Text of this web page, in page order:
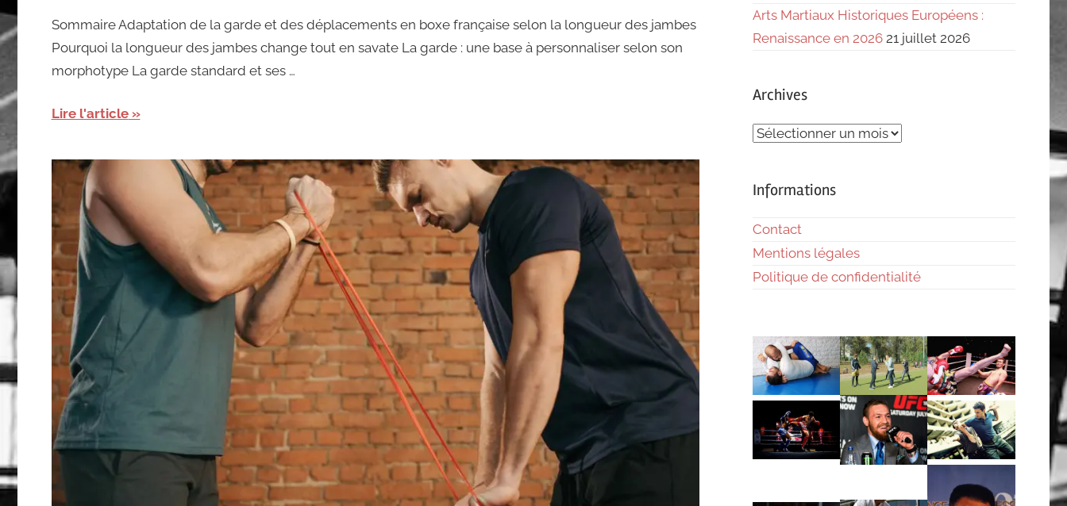
Sommaire Adaptation de la garde et des déplacements en boxe française selon la longueur des jambes
Pourquoi la longueur des jambes change tout en savate La garde : une base à personnaliser selon son
morphotype La garde standard et ses …
Lire l'article
Arts Martiaux Historiques Européens :
Renaissance en 2026 21 juillet 2026
Archives
Archives
Informations
Contact
Mentions légales
Politique de confidentialité